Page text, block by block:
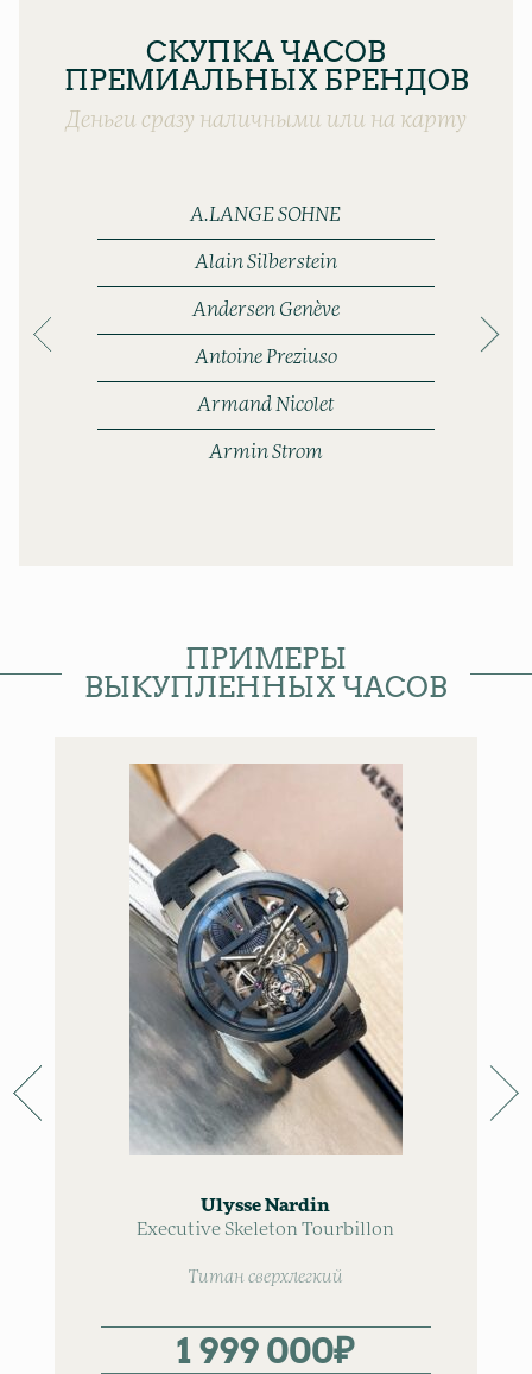
СКУПКА ЧАСОВ
ПРЕМИАЛЬНЫХ БРЕНДОВ
Деньги сразу наличными или на карту
A.LANGE SOHNE
Alain Silberstein
Andersen Genève
Antoine Preziuso
Armand Nicolet
Armin Strom
ПРИМЕРЫ
ВЫКУПЛЕННЫХ ЧАСОВ
Ulysse Nardin
Executive Skeleton Tourbillon
Титан сверхлегкий
1 999 000₽